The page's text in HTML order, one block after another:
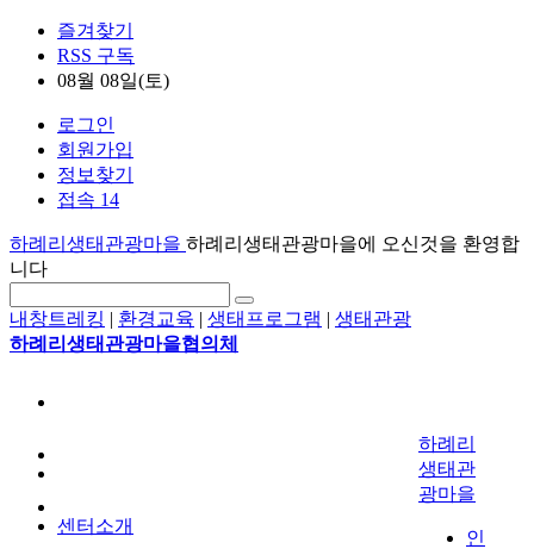
즐겨찾기
RSS 구독
08월 08일(토)
로그인
회원가입
정보찾기
접속 14
하례리생태관광마을 하례리생태관광마을에 오신것을 환영합
니다
내창트레킹 | 환경교육 | 생태프로그램 | 생태관광
하례리생태관광마을협의체
센터소개
하례리
생태관
광마을
인